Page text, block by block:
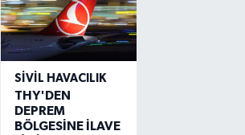
SIVIL HAVACILIK
THY'DEN
DEPREM
BÖLGESİNE İLAVE